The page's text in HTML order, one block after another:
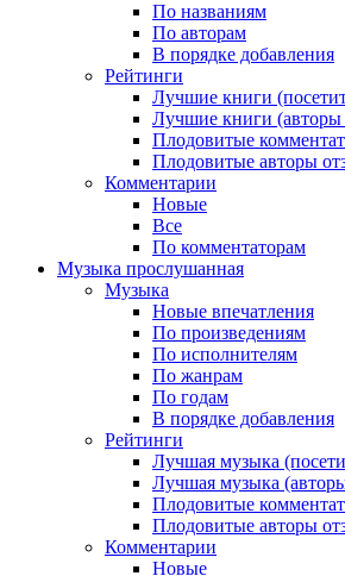
По названиям
По авторам
В порядке добавления
Рейтинги
Лучшие книги
Лучшие книги (авторы
Плодовитые
Плодовитые авторы
Комментарии
Новые
Все
По комментаторам
Музыка прослушанная
Музыка
Новые впечатления
По произведениям
По исполнителям
По жанрам
По годам
В порядке добавления
Рейтинги
Лучшая музыка
Лучшая музыка
Плодовитые
Плодовитые авторы
Комментарии
Новые